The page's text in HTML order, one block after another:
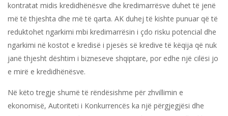
kontratat midis kredidhënësve dhe kredimarrësve duhet të jenë
më të thjeshta dhe më të qarta. AK duhej të kishte punuar që të
reduktohet ngarkimi mbi kredimarrësin i çdo risku potencial dhe
ngarkimi në kostot e kredisë i pjesës së kredive të këqija që nuk
janë thjesht dështim i bizneseve shqiptare, por edhe një cilësi jo
e mirë e kredidhënësve.
Në këto tregje shumë të rëndësishme për zhvillimin e
ekonomisë, Autoriteti i Konkurrencës ka një përgjegjësi dhe